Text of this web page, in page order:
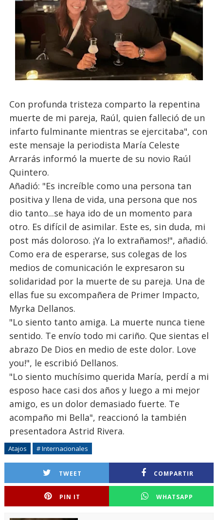
Con profunda tristeza comparto la repentina
muerte de mi pareja, Raúl, quien falleció de un
infarto fulminante mientras se ejercitaba", con
este mensaje la periodista María Celeste
Arrarás informó la muerte de su novio Raúl
Quintero.
Añadió: "Es increíble como una persona tan
positiva y llena de vida, una persona que nos
dio tanto...se haya ido de un momento para
otro. Es difícil de asimilar. Este es, sin duda, mi
post más doloroso. ¡Ya lo extrañamos!", añadió.
Como era de esperarse, sus colegas de los
medios de comunicación le expresaron su
solidaridad por la muerte de su pareja. Una de
ellas fue su excompañera de Primer Impacto,
Myrka Dellanos.
"Lo siento tanto amiga. La muerte nunca tiene
sentido. Te envío todo mi cariño. Que sientas el
abrazo De Dios en medio de este dolor. Love
you!", le escribió Dellanos.
"Lo siento muchísimo querida María, perdí a mi
esposo hace casi dos años y luego a mi mejor
amigo, es un dolor demasiado fuerte. Te
acompaño mi Bella", reaccionó la también
presentadora Astrid Rivera.
Atajos # Internacionales
TWEET COMPARTIR
PIN IT WHATSAPP